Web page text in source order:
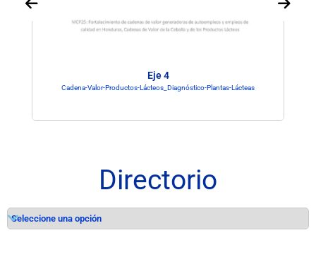
Eje 4
Cadena-Valor-Productos-Lácteos_Diagnóstico-Plantas-Lácteas
Directorio